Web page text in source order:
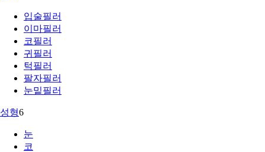
입술필러
이마필러
코필러
귀필러
턱필러
팔자필러
눈밑필러
성형6
눈
코